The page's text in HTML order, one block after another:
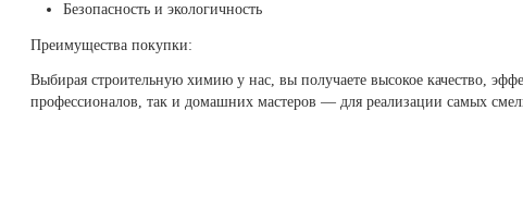
Безопасность и экологичность
Преимущества покупки:
Выбирая строительную химию у нас, вы получаете высокое качество,
профессионалов, так и домашних мастеров — для реализации самых